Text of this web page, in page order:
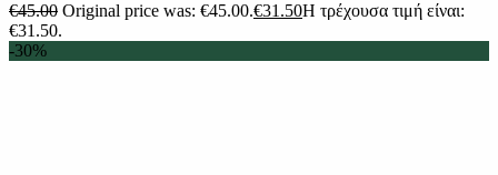
€45.00 Original price was: €45.00.€31.50Η τρέχουσα τιμή είναι:
€31.50.
-30%